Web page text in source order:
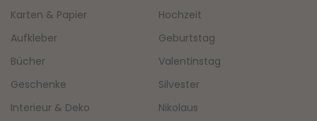
Karten & Papier
Aufkleber
Bücher
Geschenke
Interieur & Deko
Hochzeit
Geburtstag
Valentinstag
Silvester
Nikolaus